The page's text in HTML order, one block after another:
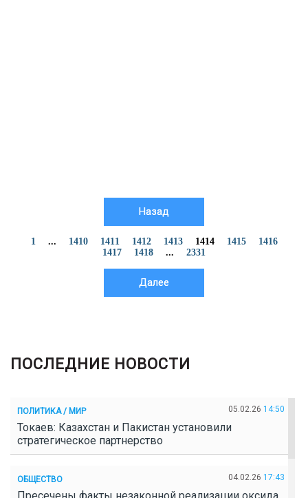
Назад
1 ... 1410 1411 1412 1413 1414 1415
1416
1417
1418 ... 2331
Далее
ПОСЛЕДНИЕ НОВОСТИ
ПОЛИТИКА / МИР 05.02.26 14:50
Токаев: Казахстан и Пакистан установили
стратегическое партнерство
ОБЩЕСТВО 04.02.26 17:43